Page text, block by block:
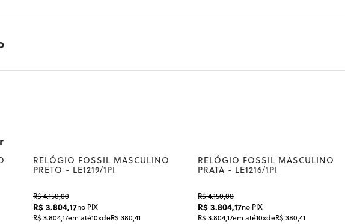
1I
8%
RELÓGIO FOSSIL MASCULINO
PRETO - LE1219/1PI
R$ 4.150,00
R$ 3.804,17no PIX
R$ 3.804,17em até10xdeR$ 380,41
8%
RELÓGIO FOSSIL MASCULINO
PRATA - LE1216/1PI
R$ 4.150,00
R$ 3.804,17no PIX
R$ 3.804,17em até10xdeR$ 380,41